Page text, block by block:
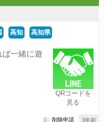
高知 高知県
QRコードを
見る
一緒に遊
3年前
削除申請